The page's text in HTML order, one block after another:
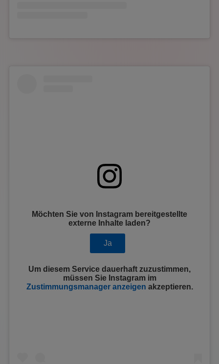
Möchten Sie von Instagram bereitgestellte
externe Inhalte laden?
Ja
Um diesem Service dauerhaft zuzustimmen,
müssen Sie Instagramim
Zustimmungsmanager anzeigen akzeptieren.